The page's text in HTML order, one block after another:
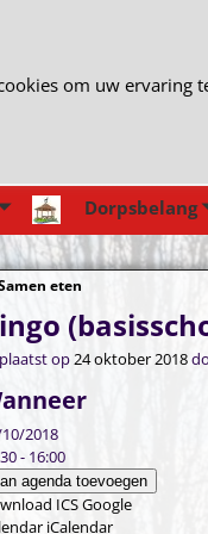
Dorpsbelang
eten
op24 oktober 2018
2018
- 16:00
agenda toevoegen
ICSGoogle
iCalendar
om uw ervaring